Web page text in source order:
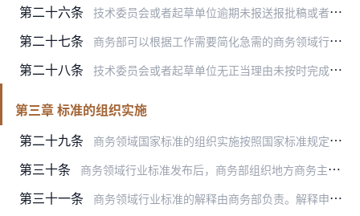
第二十六条 技术委员会或者起草单位逾期未报送报批稿或者出现不宜继续制定商务领域行业标准情形的，商务部可以终止项目。
第二十七条 商务部可以根据工作需要简化急需的商务领域行业标准制定程序。
第二十八条 技术委员会或者起草单位无正当理由未按时完成或者未按规定完成商务领域行业标准制定工作的，由商务部责令限期改正；逾期不改正的，五年内不得承担商务领域标准化任务。
第三章 标准的组织实施
第二十九条
商务领域国家标准的组织实施按照国家标准规定执行。
第三十条 商务领域行业标准发布后，商务部组织地方商务主管部门、技术委员会、社会团体等开展标准宣传和推广工作。
第三十一条 商务领域行业标准的解释由商务部负责。解释申请应当向商务部提出，由商务部依法受理并予以答复。解释申请存在下列情形的，商务部不予受理：